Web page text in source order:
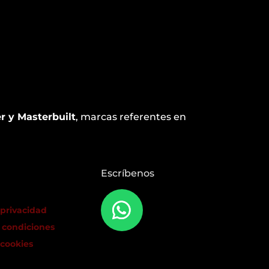
y Masterbuilt, marcas referentes en
Escríbenos